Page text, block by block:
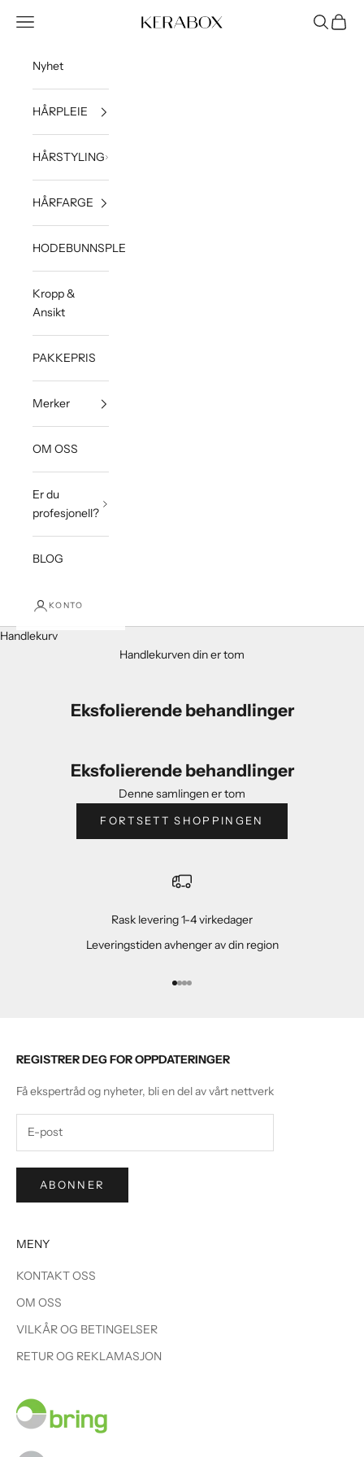
KERABOX
Åpne navigeringsmeny Åpne søk
Åpne
Nyhet
HÅRPLEIE
HÅRSTYLING
HÅRFARGE
HODEBUNNSPLEIE
Kropp &
Ansikt
PAKKEPRIS
Merker
OM OSS
Er du
profesjonell?
BLOG
KONTO
Handlekurv
Handlekurven din er tom
Eksfolierende behandlinger
Eksfolierende behandlinger
Denne samlingen er tom
FORTSETT SHOPPINGEN
Rask levering 1-4 virkedager
Leveringstiden avhenger av din region
Gå til element 1
Gå til element 2
Gå til element 3
Gå til element 4
REGISTRER DEG FOR OPPDATERINGER
Få ekspertråd og nyheter, bli en del av vårt nettverk
ABONNER
MENY
KONTAKT OSS
OM OSS
VILKÅR OG BETINGELSER
RETUR OG REKLAMASJON